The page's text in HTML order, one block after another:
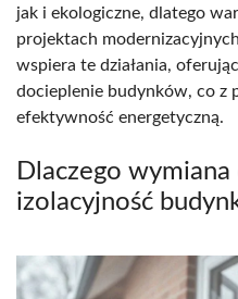
jak i ekologiczne, dlatego
projektach
wspiera te działania,
docieplenie budynków, co z
efektywność energetyczną.
Dlaczego
izolacyjność